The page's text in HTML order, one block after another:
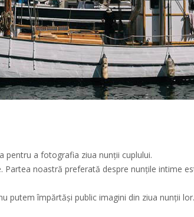
pentru a fotografia ziua nunții cuplului.
noastră preferată despre nunțile intime
putem împărtăși public imagini din ziua nunții lor.